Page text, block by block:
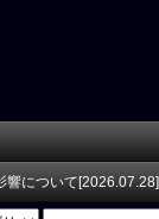
響について[2026.07.28]